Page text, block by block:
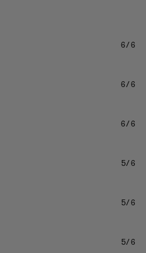
6/6
6/6
6/6
5/6
5/6
5/6